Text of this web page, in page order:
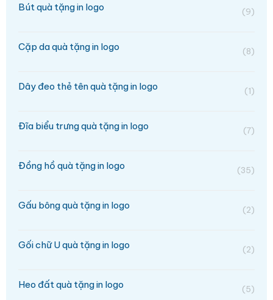
Bút quà tặng in logo (9)
Cặp da quà tặng in logo (8)
Dây đeo thẻ tên quà tặng in logo (1)
Đĩa biểu trưng quà tặng in logo (7)
Đồng hồ quà tặng in logo (35)
Gấu bông quà tặng in logo (2)
Gối chữ U quà tặng in logo (2)
Heo đất quà tặng in logo (5)